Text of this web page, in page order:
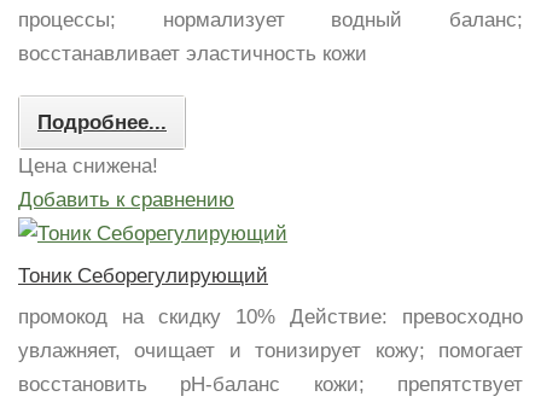
процессы; нормализует водный баланс;
восстанавливает эластичность кожи
Подробнее...
Цена снижена!
Добавить к сравнению
Тоник Себорегулирующий
промокод на скидку 10% Действие: превосходно
увлажняет, очищает и тонизирует кожу; помогает
восстановить рН-баланс кожи; препятствует